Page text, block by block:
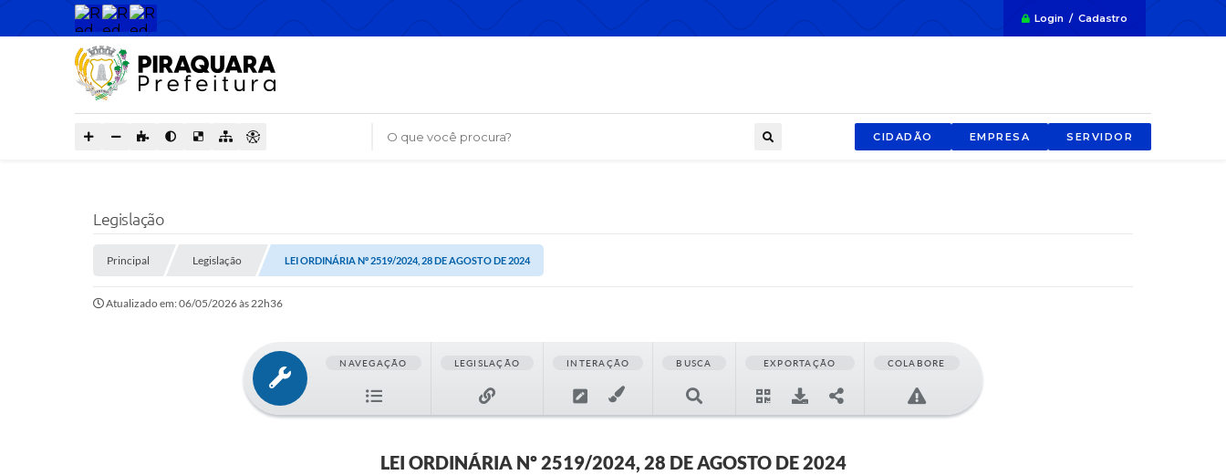
Login / Cadastro
O que você procura? CIDADÃO EMPRESA SERVIDOR
Legislação
Principal Legislação LEI ORDINÁRIA Nº 2519/2024, 28 DE AGOSTO DE 2024
Atualizado em: 06/05/2026 às 22h36
NAVEGAÇÃO LEGISLAÇÃO INTERAÇÃO BUSCA EXPORTAÇÃO COLABORE
LEI ORDINÁRIA Nº 2519/2024, 28 DE AGOSTO DE 2024